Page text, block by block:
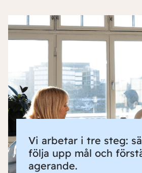
Vi arbetar i tre steg:
följa upp mål och
agerande.